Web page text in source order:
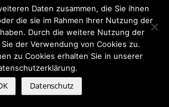
wirklich wertgeschätzt zu
ich ein sehr
sobald man sich für
solchen Anbieter entscheidet,
das hier nicht vorenthalten
kann ich euch also mitteilen,
bin mit meiner Wahl und
legen kann, euch einmal mit
Daten zusammen, die Sie ihnen
die sie im Rahmen Ihrer Nutzung der
Durch die weitere Nutzung der
der Verwendung von Cookies zu.
zu Cookies erhalten Sie in unserer
Datenschutz